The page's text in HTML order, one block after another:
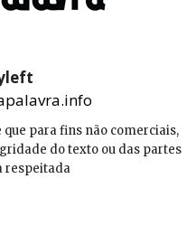
para fins não comerciais,
do texto ou das partes
respeitada